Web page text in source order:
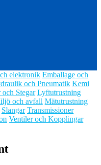
elektronik Emballage och
och Pneumatik Kemi
Stegar Lyftutrustning
och avfall Mätutrustning
Slangar Transmissioner
Ventiler och Kopplingar